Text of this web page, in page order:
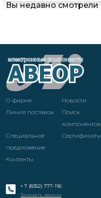
Вы недавно смотрели
О фирме
Новости
Линия поставок
Поиск
компонентов
Специальное
предложение
Cертификаты
Контакты
+ 7 (8352) 777-116
Заказать звонок